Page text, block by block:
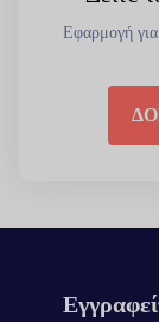
Εφαρμογή για